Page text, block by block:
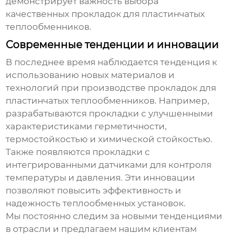
качественных прокладок для пластинчатых
теплообменников.
Современные тенденции и инновации
В последнее время наблюдается тенденция к
использованию новых материалов и
технологий при производстве прокладок для
пластинчатых теплообменников. Например,
разрабатываются прокладки с улучшенными
характеристиками герметичности,
термостойкостью и химической стойкостью.
Также появляются прокладки с
интегрированными датчиками для контроля
температуры и давления. Эти инновации
позволяют повысить эффективность и
надежность теплообменных установок.
Мы постоянно следим за новыми тенденциями
в отрасли и предлагаем нашим клиентам